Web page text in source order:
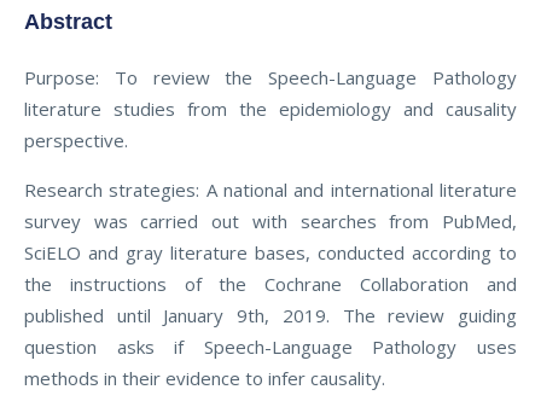
Abstract
Purpose: To review the Speech-Language Pathology
literature studies from the epidemiology and causality
perspective.
Research strategies: A national and international literature
survey was carried out with searches from PubMed,
SciELO and gray literature bases, conducted according to
the instructions of the Cochrane Collaboration and
published until January 9th, 2019. The review guiding
question asks if Speech-Language Pathology uses
methods in their evidence to infer causality.